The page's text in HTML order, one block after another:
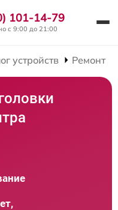
101-14-79
с 9:00 до 21:00
устройств Ремонт